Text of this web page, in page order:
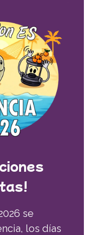
se
los días